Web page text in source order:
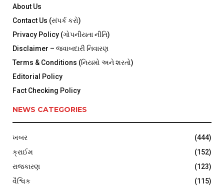
About Us
Contact Us (સંપર્ક કરો)
Privacy Policy (ગોપનીયતા નીતિ)
Disclaimer – જવાબદારી નિવારણ
Terms & Conditions (નિયમો અને શરતો)
Editorial Policy
Fact Checking Policy
NEWS CATEGORIES
ખબર
(444)
ક્રાઈમ
(152)
રાજકારણ
(123)
વૈશ્વિક
(115)